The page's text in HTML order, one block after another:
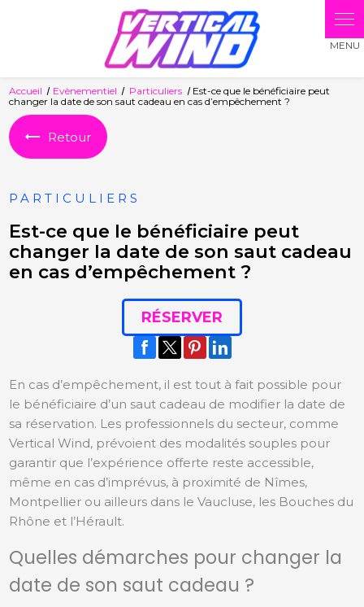
Accueil Evènementiel Particuliers
Est-ce que le bénéficiaire peut
changer la date de son saut cadeau en cas d’empêchement ?
Retour
PARTICULIERS
Est-ce que le bénéficiaire peut
changer la date de son saut cadeau
en cas d’empêchement ?
RÉSERVER
En cas d’empêchement, il est tout à fait possible pour
le bénéficiaire d’un saut cadeau de modifier la date de
sa réservation. Les professionnels du secteur, comme
Vertical Wind, prévoient des modalités souples pour
garantir que l’expérience offerte reste accessible,
même en cas d’imprévus, à proximité de Nîmes,
Montpellier ou ailleurs dans le Vaucluse, les Bouches du
Rhône et l’Hérault.
Quelles démarches pour changer la
date de son saut cadeau ?
Panneau de gestion des cookies